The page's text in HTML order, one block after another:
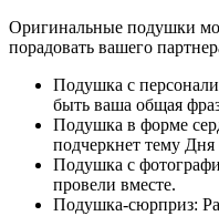
Оригинальные подушки
порадовать вашего
Подушка с
быть ваша общая
Подушка в форме
подчеркнет тему Дня
Подушка с
провели вместе.
Подушка-сюрприз: